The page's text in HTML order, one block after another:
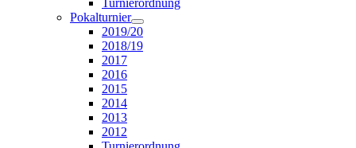
Turnierordnung
Pokalturnier
2019/20
2018/19
2017
2016
2015
2014
2013
2012